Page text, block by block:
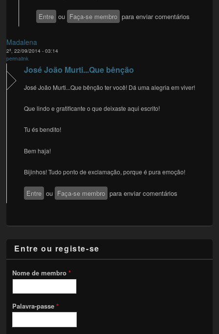
Entre ou Faça-se membro para enviar comentários
Madalena
2ª, 22/09/2014 - 03:14
permalink
José João Murti...Que bênção
José João Murti...Que bênção ter você! Dá uma alegria em viver!
Que lindo e gratificante o que deixaste aqui escrito!
Tu és bendito!
Bem haja!
Bijinhos! Tudo ponto de exclamação, porque é pura emoção!
Entre ou Faça-se membro para enviar comentários
Entre ou registe-se
Nome de membro*
Palavra-passe*